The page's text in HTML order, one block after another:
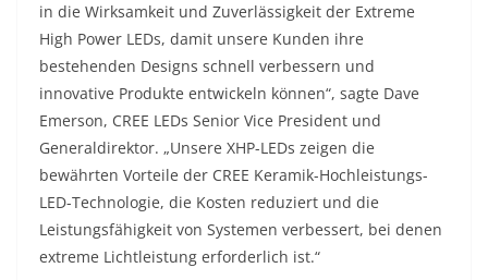
in die Wirksamkeit und Zuverlässigkeit der Extreme
High Power LEDs, damit unsere Kunden ihre
bestehenden Designs schnell verbessern und
innovative Produkte entwickeln können“, sagte Dave
Emerson, CREE LEDs Senior Vice President und
Generaldirektor. „Unsere XHP-LEDs zeigen die
bewährten Vorteile der CREE Keramik-Hochleistungs-
LED-Technologie, die Kosten reduziert und die
Leistungsfähigkeit von Systemen verbessert, bei denen
extreme Lichtleistung erforderlich ist.“